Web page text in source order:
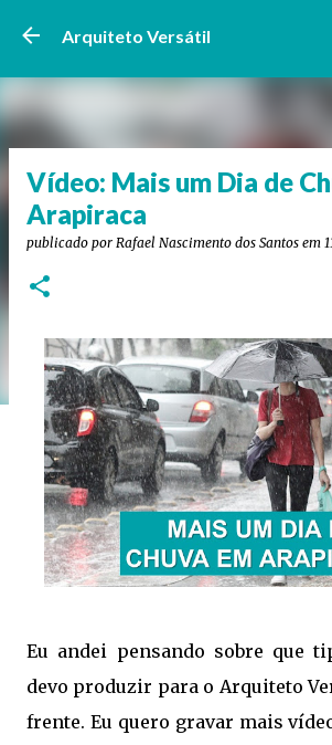
Pular para o conteúdo
Arquiteto Versátil
Vídeo: Mais um Dia de
Arapiraca
publicado por Rafael Nascimento dos Santos em
Eu andei pensando sobre que
devo produzir para o Arquiteto
frente. Eu quero gravar mais